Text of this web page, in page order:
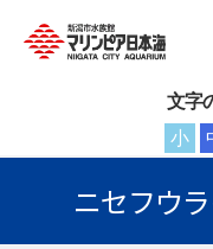
文字
小
ニセフウ